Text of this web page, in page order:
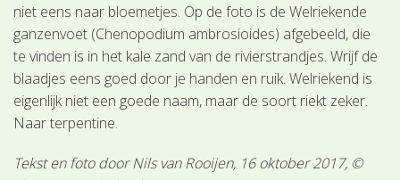
niet eens naar bloemetjes. Op de foto is de Welriekende
ganzenvoet (Chenopodium ambrosioides) afgebeeld, die
te vinden is in het kale zand van de rivierstrandjes. Wrijf de
blaadjes eens goed door je handen en ruik. Welriekend is
eigenlijk niet een goede naam, maar de soort riekt zeker.
Naar terpentine.
Tekst en foto door Nils van Rooijen, 16 oktober 2017, ©